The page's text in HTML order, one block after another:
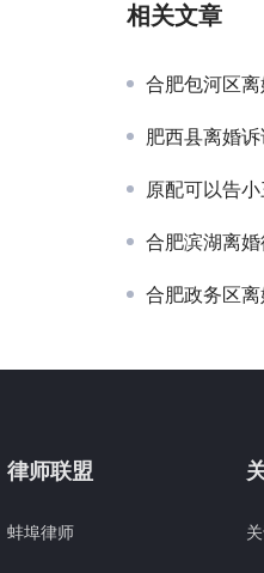
相关文章
合肥包河区
肥西县离婚
原配可以告
合肥滨湖离
合肥政务区
律师联盟
蚌埠律师